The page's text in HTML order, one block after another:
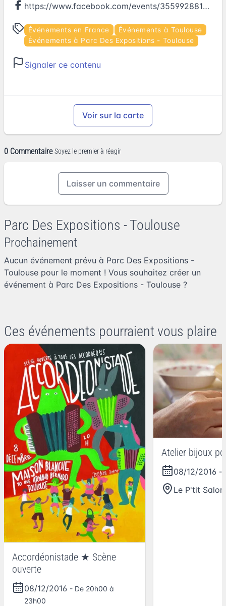
https://www.facebook.com/events/355992881421231
Événements en France
Événements à Toulouse
Événements à Parc Des Expositions - Toulouse
Signaler ce contenu
Voir sur la carte
0 Commentaire Soyez le premier à réagir
Laisser un commentaire
Parc Des Expositions - Toulouse
Prochainement
Aucun événement prévu à Parc Des Expositions -
Toulouse pour le moment ! Vous souhaitez créer un
événement à Parc Des Expositions - Toulouse ?
Ces événements pourraient vous plaire
Accordéonistade ★ Scène
ouverte
08/12/2016 - De 20h00 à
23h00
Atelier bijoux
08/12/2016 -
Le P'tit Salon